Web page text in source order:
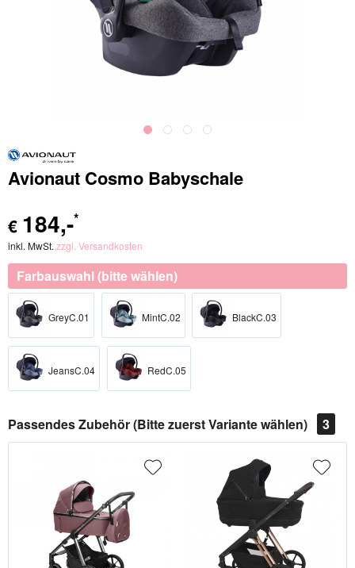
Avionaut Cosmo Babyschale
€ 184,-*
inkl. MwSt. zzgl. Versandkosten
Farbauswahl (bitte wählen)
GreyC.01 MintC.02 BlackC.03
JeansC.04 RedC.05
Passendes Zubehör (Bitte zuerst Variante wählen) 3